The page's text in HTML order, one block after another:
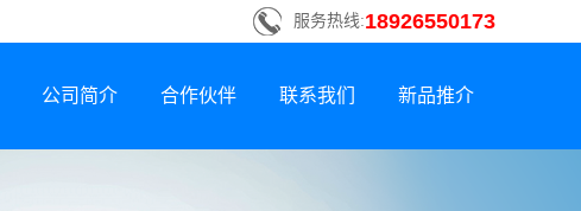
服务热线:18926550173
公司简介 合作伙伴 联系我们 新品推介